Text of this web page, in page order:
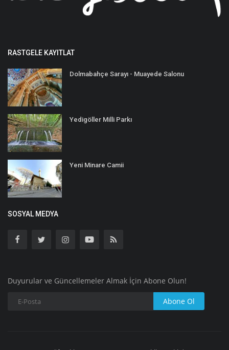
RASTGELE KAYITLAT
Dolmabahçe Sarayı - Muayede Salonu
Yedigöller Milli Parkı
Yeni Minare Camii
SOSYAL MEDYA
Duyurular ve Güncellemeler Almak İçin Abone Olun!
Abone Ol